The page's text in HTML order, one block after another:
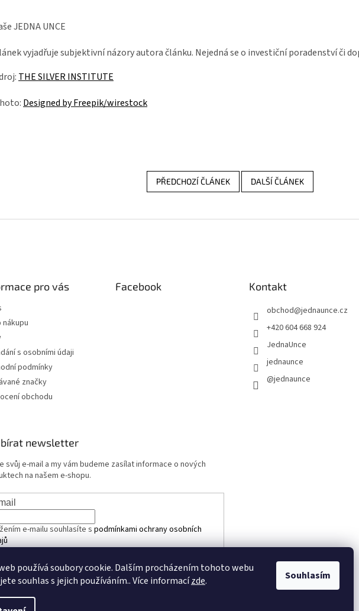
používá soubory cookie. Dalším procházením tohoto webu
souhlas s jejich používáním.. Více informacízde. Souhlasím
JEDNA UNCE
vyjadřuje subjektivní názory autora článku. Nejedná se o investiční poradenství či
THE SILVER INSTITUTE
Designed by Freepik/wirestock
PŘEDCHOZÍ ČLÁNEK DALŠÍ ČLÁNEK
pro vás
nákupu
s osobními údaji
podmínky
značky
obchodu
Facebook Kontakt
obchod@jednaunce.cz
+420 604 668 924
JednaUnce
jednaunce
@jednaunce
newsletter
svůj e-mail a my vám budeme zasílat informace o nových
na našem e-shopu.
e-mailu souhlasíte spodmínkami ochrany osobních
SE